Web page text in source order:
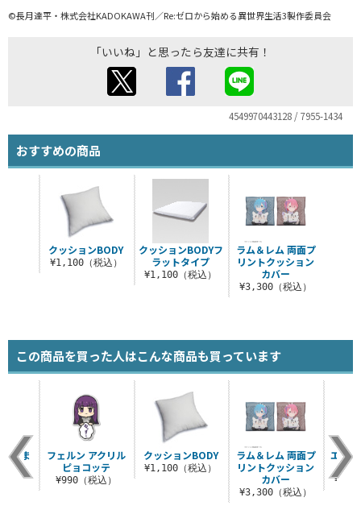
©長月達平・株式会社KADOKAWA刊／Re:ゼロから始める異世界生活3製作委員会
「いいね」と思ったら友達に共有！
4549970443128 / 7955-1434
おすすめの商品
クッションBODYフ
ラットタイプ
¥1,100（税込）
ラム＆レム 両面プ
リントクッション
カバー
¥3,300（税込）
クッションBODY
¥1,100（税込）
この商品を買った人はこんな商品も買っています
クッションBODY
¥1,100（税込）
ラム＆レム 両面プ
リントクッション
カバー
¥3,300（税込）
エミ
つま
込）
フェルン アクリル
ピョコッテ
¥990（税込）